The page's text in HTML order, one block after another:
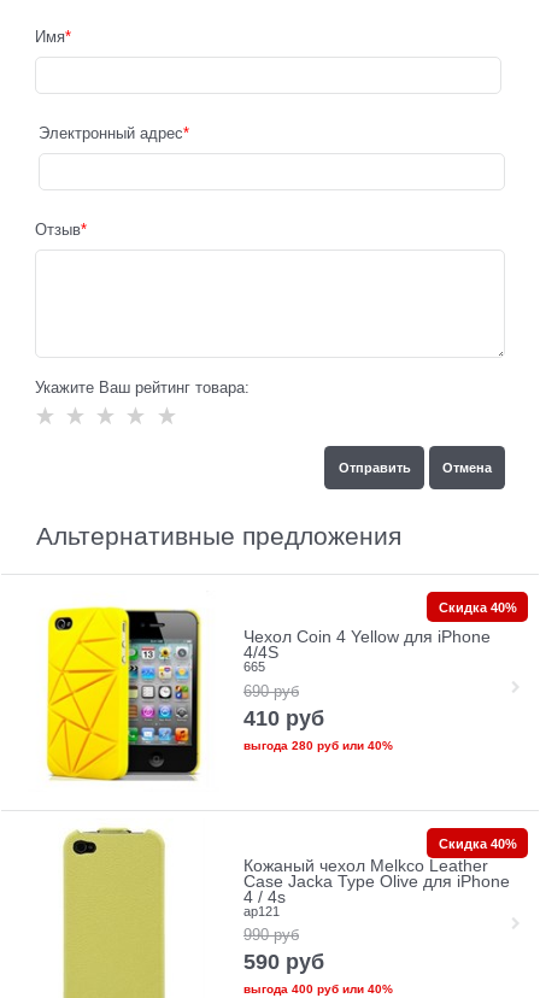
Имя
Электронный адрес
Отзыв
Укажите Ваш рейтинг товара:
Альтернативные предложения
Чехол Coin 4 Yellow для iPhone
4/4S
665
690 руб
410 руб
выгода 280 рубили 40%
Скидка 40%
Кожаный чехол Melkco Leather
Case Jacka Type Olive для iPhone
4 / 4s
ap121
990 руб
590 руб
выгода 400 рубили 40%
Скидка 40%